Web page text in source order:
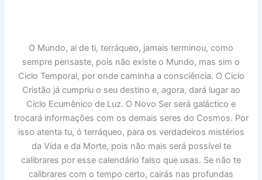
O Mundo, ai de ti, terráqueo, jamais terminou, como
sempre pensaste, pois não existe o Mundo, mas sim o
Ciclo Temporal, por onde caminha a consciência. O Ciclo
Cristão já cumpriu o seu destino e, agora, dará lugar ao
Ciclo Ecumênico de Luz. O Novo Ser será galáctico e
trocará informações com os demais seres do Cosmos. Por
isso atenta tu, ó terráqueo, para os verdadeiros mistérios
da Vida e da Morte, pois não mais será possível te
calibrares por esse calendário falso que usas. Se não te
calibrares com o tempo certo, cairás nas profundas